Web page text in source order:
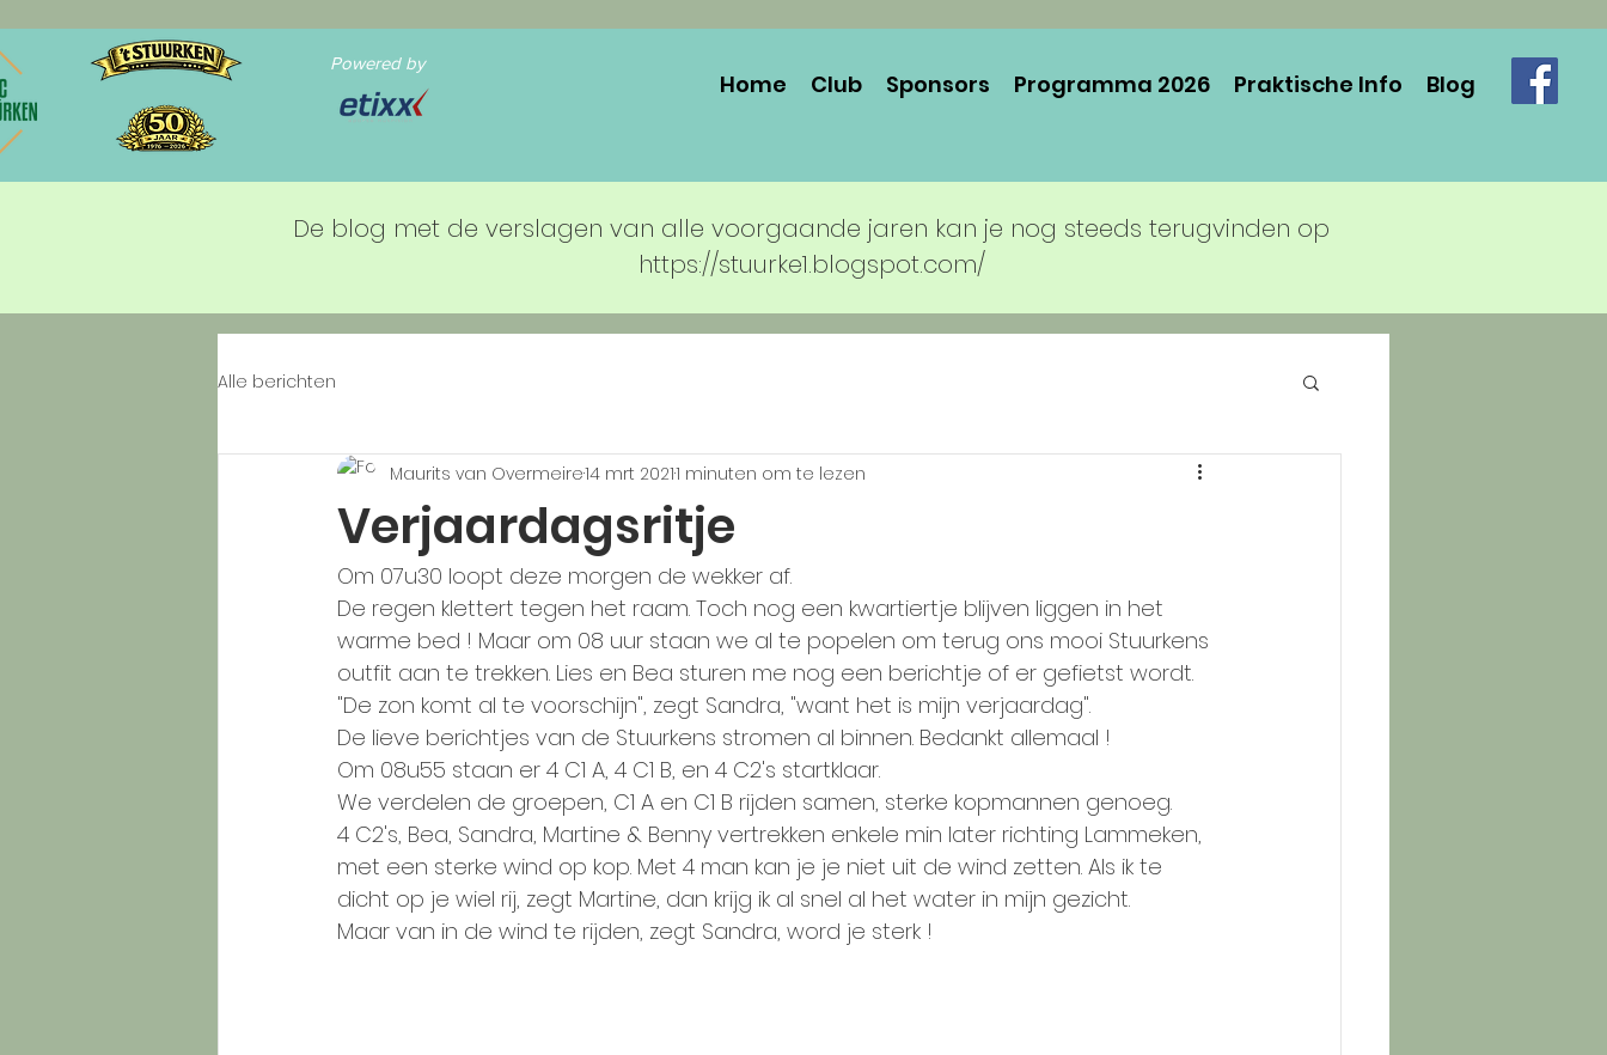
Powered by
Home Club Sponsors Programma 2026 Praktische Info Blog
De blog met de verslagen van alle voorgaande jaren kan je nog steeds terugvinden op
https://stuurke1.blogspot.com/
Alle berichten
Verjaardagsritje
Maurits van Overmeire14 mrt 20211 minuten om te lezen
Om 07u30 loopt deze morgen de wekker af.
De regen klettert tegen het raam. Toch nog een kwartiertje blijven liggen in het
warme bed ! Maar om 08 uur staan we al te popelen om terug ons mooi Stuurkens
outfit aan te trekken. Lies en Bea sturen me nog een berichtje of er gefietst wordt.
"De zon komt al te voorschijn", zegt Sandra, "want het is mijn verjaardag".
De lieve berichtjes van de Stuurkens stromen al binnen. Bedankt allemaal !
Om 08u55 staan er 4 C1 A, 4 C1 B, en 4 C2's startklaar.
We verdelen de groepen, C1 A en C1 B rijden samen, sterke kopmannen genoeg.
4 C2's, Bea, Sandra, Martine & Benny vertrekken enkele min later richting Lammeken,
met een sterke wind op kop. Met 4 man kan je je niet uit de wind zetten. Als ik te
dicht op je wiel rij, zegt Martine, dan krijg ik al snel al het water in mijn gezicht.
Maar van in de wind te rijden, zegt Sandra, word je sterk !